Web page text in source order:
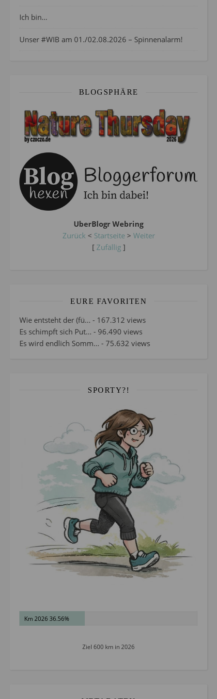
Ich bin…
Unser #WIB am 01./02.08.2026 – Spinnenalarm!
BLOGSPHÄRE
UberBlogr Webring
Zurück < Startseite> Weiter
[ Zufällig]
EURE FAVORITEN
Wie entsteht der (fü... - 167.312 views
Es schimpft sich Put... - 96.490 views
Es wird endlich Somm... - 75.632 views
SPORTY?!
Km 2026 36.56%
Ziel 600 km in 2026